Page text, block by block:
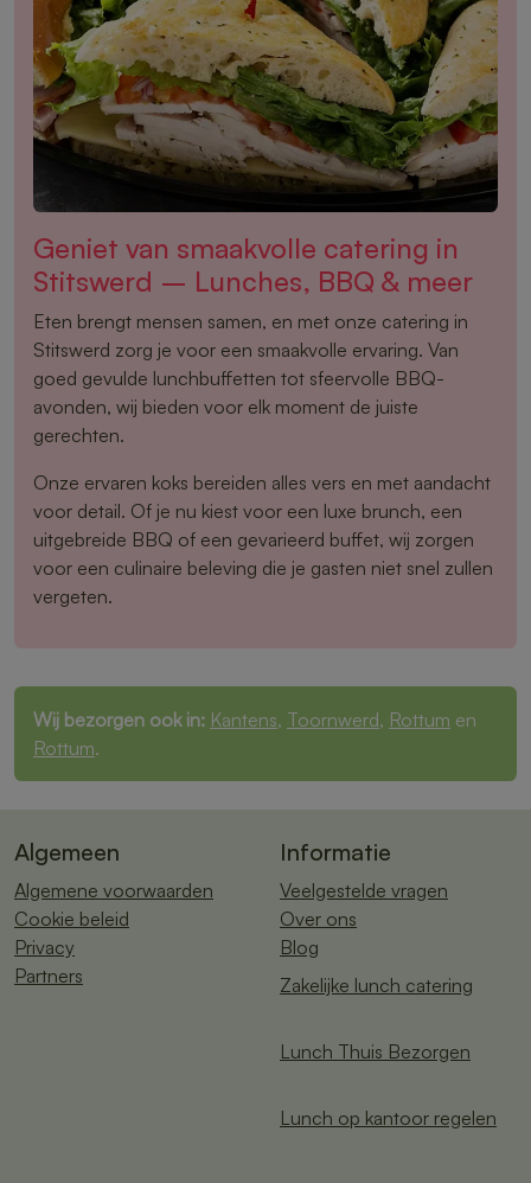
Geniet van smaakvolle catering in
Stitswerd – Lunches, BBQ & meer
Eten brengt mensen samen, en met onze catering in
Stitswerd zorg je voor een smaakvolle ervaring. Van
goed gevulde lunchbuffetten tot sfeervolle BBQ-
avonden, wij bieden voor elk moment de juiste
gerechten.
Onze ervaren koks bereiden alles vers en met aandacht
voor detail. Of je nu kiest voor een luxe brunch, een
uitgebreide BBQ of een gevarieerd buffet, wij zorgen
voor een culinaire beleving die je gasten niet snel zullen
vergeten.
Wij bezorgen ook in: Kantens, Toornwerd, Rottum en
Rottum.
Algemeen
Algemene voorwaarden
Cookie beleid
Privacy
Partners
Informatie
Veelgestelde vragen
Over ons
Blog
Zakelijke lunch catering
Lunch Thuis Bezorgen
Lunch op kantoor regelen